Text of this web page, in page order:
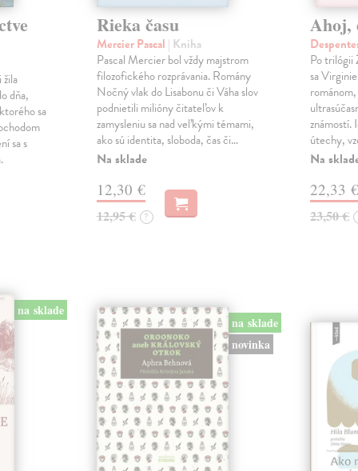
dňa,
sa
sa s
Rieka času
Mercier Pascal | Kniha
Pascal Mercier bol vždy majstrom
filozofického rozprávania. Romány
Nočný vlak do Lisabonu či Váha slov
podnietili milióny čitateľov k
zamysleniu sa nad veľkými témami,
ako sú identita, sloboda, čas či…
Na sklade
12,30 €
12,95 € ?
Ahoj,
Po trilógii
sa
známostí.
útechy,
Na
22,33
23,50 €
na sklade
na sklade
novinka